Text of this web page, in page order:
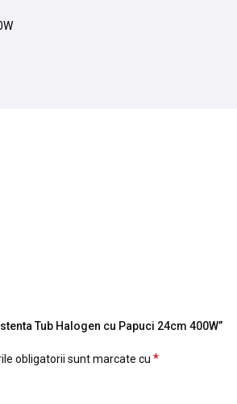
Tub Halogen cu Papuci 24cm 400W”
obligatorii sunt marcate cu *